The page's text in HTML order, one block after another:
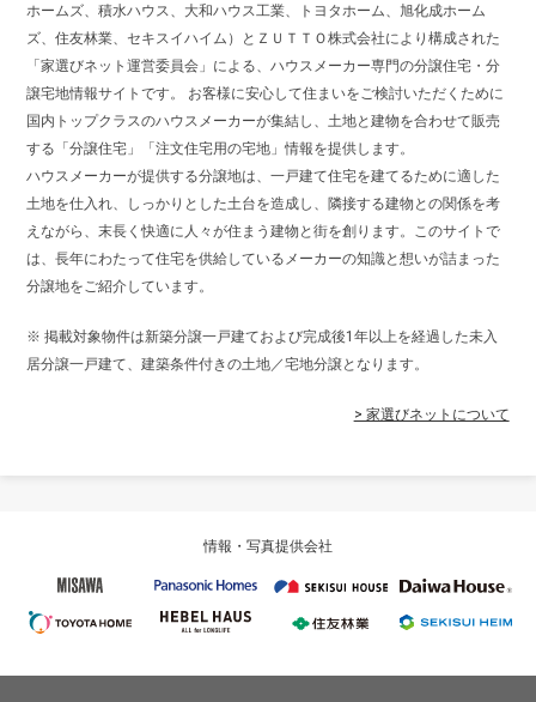
ホームズ、積水ハウス、大和ハウス工業、トヨタホーム、旭化成ホーム
ズ、住友林業、セキスイハイム）とＺＵＴＴＯ株式会社により構成された
「家選びネット運営委員会」による、ハウスメーカー専門の分譲住宅・分
譲宅地情報サイトです。 お客様に安心して住まいをご検討いただくために
国内トップクラスのハウスメーカーが集結し、土地と建物を合わせて販売
する「分譲住宅」「注文住宅用の宅地」情報を提供します。
ハウスメーカーが提供する分譲地は、一戸建て住宅を建てるために適した
土地を仕入れ、しっかりとした土台を造成し、隣接する建物との関係を考
えながら、末長く快適に人々が住まう建物と街を創ります。このサイトで
は、長年にわたって住宅を供給しているメーカーの知識と想いが詰まった
分譲地をご紹介しています。
※ 掲載対象物件は新築分譲一戸建ておよび完成後1年以上を経過した未入
居分譲一戸建て、建築条件付きの土地／宅地分譲となります。
> 家選びネットについて
情報・写真提供会社